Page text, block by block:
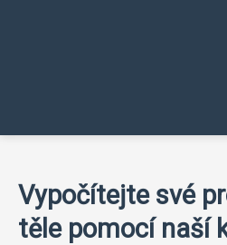
Vypočítejte své
těle pomocí naší